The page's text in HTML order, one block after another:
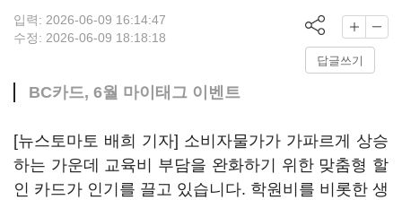
입력: 2026-06-09 16:14:47
수정: 2026-06-09 18:18:18
답글쓰기
BC카드, 6월 마이태그 이벤트
[뉴스토마토 배희 기자] 소비자물가가 가파르게 상승
하는 가운데 교육비 부담을 완화하기 위한 맞춤형 할
인 카드가 인기를 끌고 있습니다. 학원비를 비롯한 생